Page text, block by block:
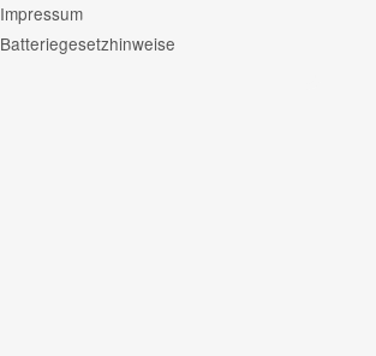
Impressum
Batteriegesetzhinweise